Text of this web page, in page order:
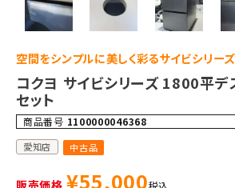
空間をシンプルに美しく彩るサイビシリーズ
コクヨ サイビシリーズ 1800平デ
セット
商品番号 1100000046368
愛知店 中古品
¥55,000